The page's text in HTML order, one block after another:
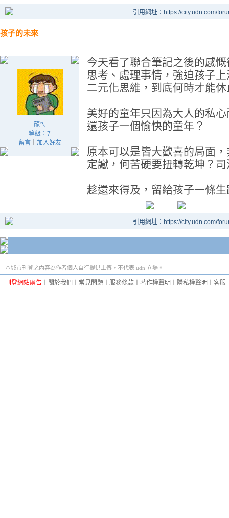
引用網址：https://city.udn.com/
孩子的未來
龍ㄟ
等級：7
留言｜ 加入好友
今天看了聯合筆記之後的感
思考、處理事情，強迫孩子
二元化思維，到底何時才能休
美好的童年只因為大人的私
還孩子一個愉快的童年？
原本可以是皆大歡喜的局面
定讞，何苦硬要扭轉乾坤？
趁還來得及，留給孩子一條
引用網址：https://city.udn.com/
本城市刊登之內容為作者個人自行提供上傳，不代表 udn 立場。
刊登網站廣告 關於我們 常見問題 服務條款 著作權聲明 隱私權聲明 客服